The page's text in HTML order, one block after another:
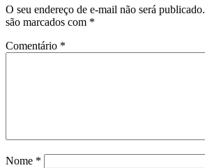
O seu endereço de e-mail não será publicado.
são marcados com *
Comentário *
Nome *